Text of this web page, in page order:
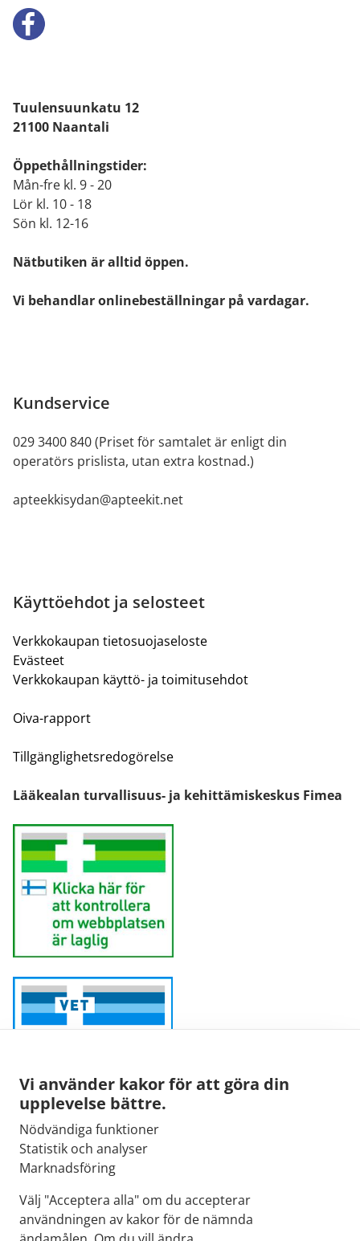
Vi använder kakor för att göra din
upplevelse bättre.
Nödvändiga funktioner
Statistik och analyser
Marknadsföring
Välj "Acceptera alla" om du accepterar
användningen av kakor för de nämnda
Tuulensuunkatu 12
21100 Naantali
Öppethållningstider:
Mån-fre kl. 9 - 20
Lör kl. 10 - 18
Sön kl. 12-16
Nätbutiken är alltid öppen.
Vi behandlar onlinebeställningar på vardagar.
Kundservice
029 3400 840 (Priset för samtalet är enligt din
operatörs prislista, utan extra kostnad.)
apteekkisydan@apteekit.net
Käyttöehdot ja selosteet
Verkkokaupan tietosuojaseloste
Evästeet
Verkkokaupan käyttö- ja toimitusehdot
Oiva-rapport
Tillgänglighetsredogörelse
Lääkealan turvallisuus- ja kehittämiskeskus Fimea
Sähköpostiosoite:
kirjaamo@fimea.fi
Fimean vaihde:
029 522 3341